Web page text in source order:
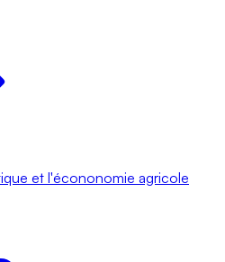
et l'écononomie agricole